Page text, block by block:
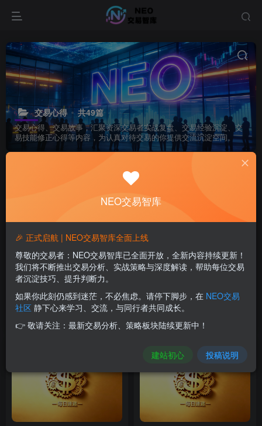
交易心得 共49篇
交易心得、交易故事，汇聚资深交易者实战复盘、交易经验沉淀、交
易技能修正心得等内容，为认真对待交易的你提供交流沉淀空间。
评论
昨日复盘（8/6 周四）
12小时前 昨天
NEO交易智库
🎉 正式启航 | NEO交易智库全面上线
尊敬的交易者：NEO交易智库已全面开放，全新内容持续更新！
我们将不断推出交易分析、实战策略与深度解读，帮助每位交易
者沉淀技巧、提升判断力。
如果你此刻仍感到迷茫，不必焦虑。请停下脚步，在 NEO交易
社区 静下心来学习、交流，与同行者共同成长。
👉 敬请关注：最新交易分析、策略板块陆续更新中！
建站初心 投稿说明